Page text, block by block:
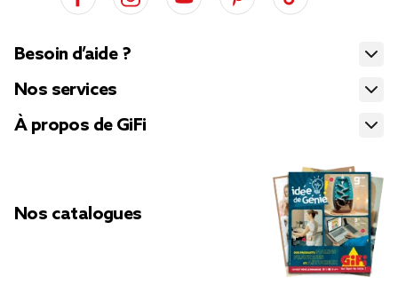
Besoin d’aide ?
Nos services
À propos de GiFi
Nos catalogues